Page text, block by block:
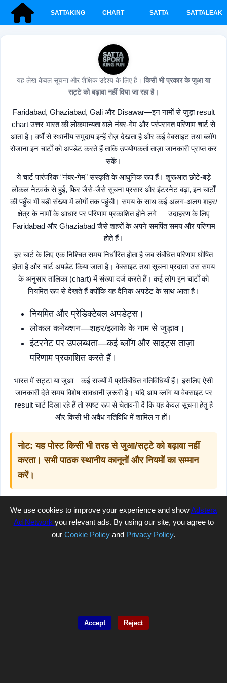
SATTAKING CHART SATTA SATTALEAK
We use cookies to improve your experience and showAdstera
Ad Network you relevant ads. By using our site, you agree to
our Cookie Policy and Privacy Policy.
Accept Reject
यह लेख केवल सूचना और शैक्षिक उद्देश्य के लिए है। किसी भी प्रकार के जुआ या
सट्टे को बढ़ावा नहीं दिया जा रहा है।
Faridabad, Ghaziabad, Gali और Disawar—इन नामों से जुड़ा result
chart उत्तर भारत की लोकमान्यता वाले नंबर-गेम और परंपरागत परिणाम चार्ट से
आता है। वर्षों से स्थानीय समुदाय इन्हें रोज़ देखता है और कई वेबसाइट तथा ब्लॉग
रोजाना इन चार्टों को अपडेट करते हैं ताकि उपयोगकर्ता ताज़ा जानकारी प्राप्त कर
सकें।
ये चार्ट पारंपरिक “नंबर-गेम” संस्कृति के आधुनिक रूप हैं। शुरूआत छोटे-बड़े
लोकल नेटवर्क से हुई, फिर जैसे-जैसे सूचना प्रसार और इंटरनेट बढ़ा, इन चार्टों
की पहुँच भी बड़ी संख्या में लोगों तक पहुंची। समय के साथ कई अलग-अलग शहर/
क्षेत्र के नामों के आधार पर परिणाम प्रकाशित होने लगे — उदाहरण के लिए
Faridabad और Ghaziabad जैसे शहरों के अपने समर्पित समय और परिणाम
होते हैं।
हर चार्ट के लिए एक निश्चित समय निर्धारित होता है जब संबंधित परिणाम घोषित
होता है और चार्ट अपडेट किया जाता है। वेबसाइट तथा सूचना प्रदाता उस समय
के अनुसार तालिका (chart) में संख्या दर्ज करते हैं। कई लोग इन चार्टों को
नियमित रूप से देखते हैं क्योंकि यह दैनिक अपडेट के साथ आता है।
नियमित और प्रेडिक्टेबल अपडेट्स।
लोकल कनेक्शन—शहर/इलाके के नाम से जुड़ाव।
इंटरनेट पर उपलब्धता—कई ब्लॉग और साइट्स ताज़ा
परिणाम प्रकाशित करते हैं।
भारत में सट्टा या जुआ—कई राज्यों में प्रतिबंधित गतिविधियाँ हैं। इसलिए ऐसी
जानकारी देते समय विशेष सावधानी ज़रूरी है। यदि आप ब्लॉग या वेबसाइट पर
result चार्ट दिखा रहे हैं तो स्पष्ट रूप से चेतावनी दें कि यह केवल सूचना हेतु है
और किसी भी अवैध गतिविधि में शामिल न हों।
नोट: यह पोस्ट किसी भी तरह से जुआ/सट्टे को बढ़ावा नहीं
करता। सभी पाठक स्थानीय कानूनों और नियमों का सम्मान
करें।
📞 मोबाइल:+91 93192 99458
✉️ ईमेल:sattaresult9@gmail.com
अधिक जानकारी और रोज़ाना अपडेट के लिए देखें: Satta Sport King